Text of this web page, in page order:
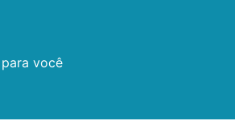
você